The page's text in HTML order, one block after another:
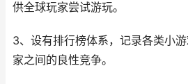
供全球玩家尝试游玩。
3、设有排行榜体系，记录各类小
家之间的良性竞争。